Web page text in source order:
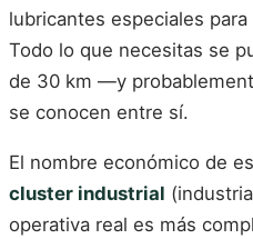
lubricantes especiales
Todo lo que necesitas se
de 30 km —y
se conocen entre sí.
El nombre económico de
cluster industrial
operativa real es más